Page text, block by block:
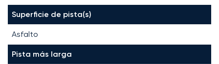
Superficie de pista(s)
Asfalto
Pista más larga